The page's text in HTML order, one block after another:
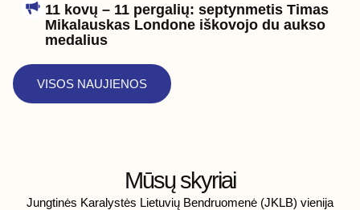
11 kovų – 11 pergalių: septynmetis Timas
Mikalauskas Londone iškovojo du aukso
medalius
VISOS NAUJIENOS
Mūsų skyriai
Jungtinės Karalystės Lietuvių Bendruomenė (JKLB) vienija